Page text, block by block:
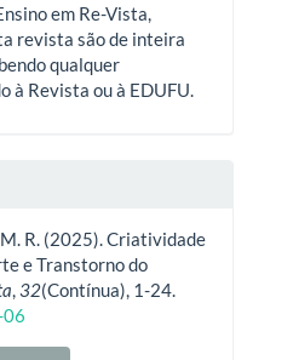
em Re-Vista,
revista são de inteira
qualquer
à Revista ou à EDUFU.
M. R. (2025). Criatividade
e Transtorno do
,32(Contínua), 1-24.